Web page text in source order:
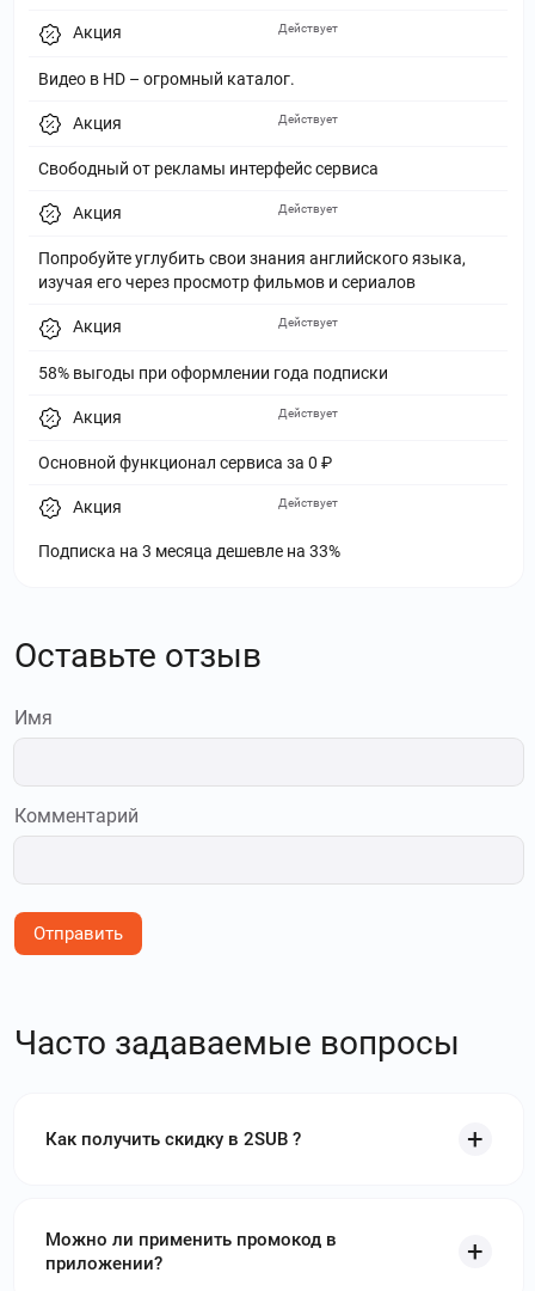
Акция
Видео в HD – огромный каталог.
Действует
Акция
Свободный от рекламы интерфейс сервиса
Действует
Акция
Попробуйте углубить свои знания английского языка,
изучая его через просмотр фильмов и сериалов
Действует
Акция
58% выгоды при оформлении года подписки
Действует
Акция
Основной функционал сервиса за 0 ₽
Действует
Акция
Подписка на 3 месяца дешевле на 33%
Действует
Оставьте отзыв
Имя
Комментарий
Отправить
Часто задаваемые вопросы
Как получить скидку в 2SUB ?
Можно ли применить промокод в
приложении?